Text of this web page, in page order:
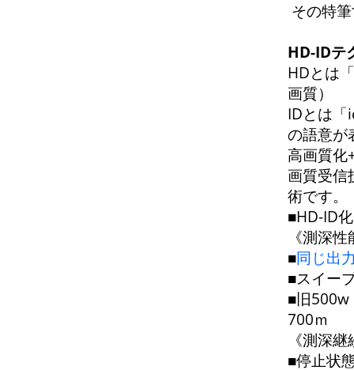
その特
HD-IDテ
HDとは
画質）
IDとは
の語意が
高画質
画質受信
術です。
■HD-ID
《測深
■同じ出
■スイー
■旧500w
700ｍ
《測深
■停止状